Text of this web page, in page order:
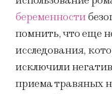
беременности
помнить, что еще
исследования,
исключили
приема травяных